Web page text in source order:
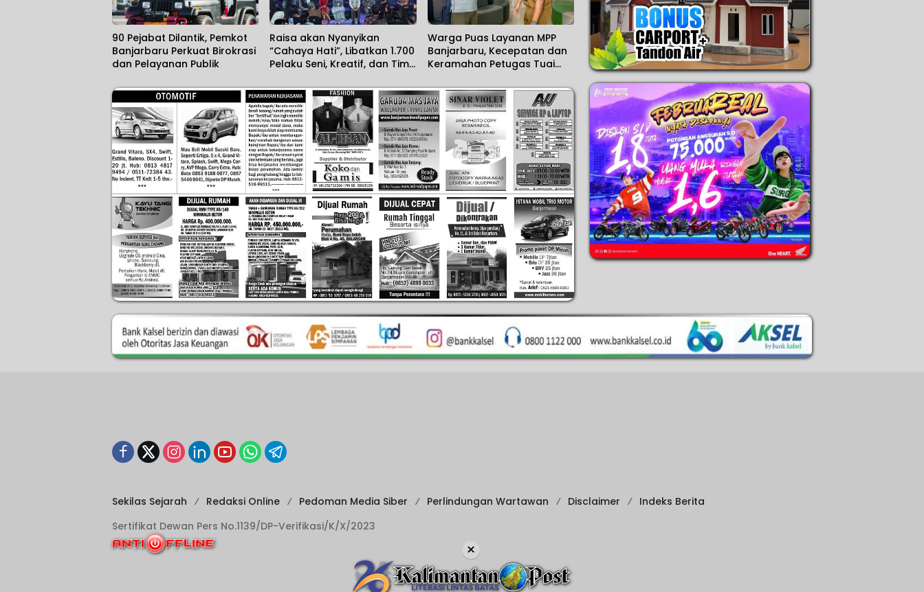
90 Pejabat Dilantik, Pemkot
Banjarbaru Perkuat Birokrasi
dan Pelayanan Publik
Raisa akan Nyanyikan
“Cahaya Hati”, Libatkan 1.700
Pelaku Seni, Kreatif, dan Tim
Srikandi Nusantara
Warga Puas Layanan MPP
Banjarbaru, Kecepatan dan
Keramahan Petugas Tuai
Sekilas Sejarah Redaksi Online Pedoman Media Siber Perlindungan Wartawan Disclaimer
Indeks Berita
Sertifikat Dewan Pers No.1139/DP-Verifikasi/K/X/2023
×